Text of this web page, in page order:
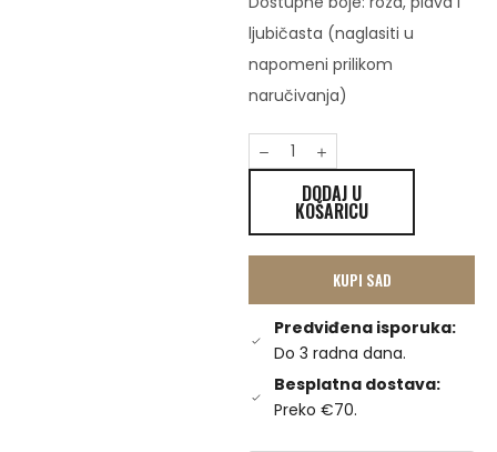
ljubičasta (naglasiti u
napomeni prilikom
naručivanja)
DODAJ U
KOŠARICU
KUPI SAD
Predviđena isporuka:
Do 3 radna dana.
Besplatna dostava:
Preko €70.